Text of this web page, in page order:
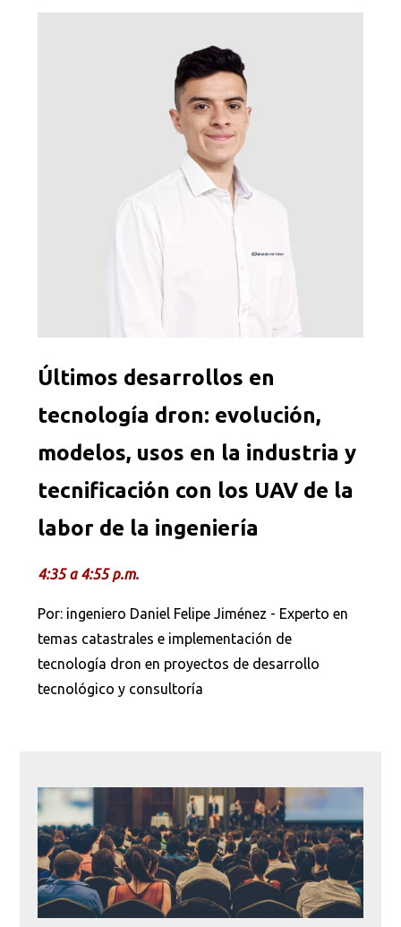
Últimos desarrollos en
tecnología dron: evolución,
modelos, usos en la industria y
tecnificación con los UAV de la
labor de la ingeniería
4:35 a 4:55 p.m.
Por: ingeniero Daniel Felipe Jiménez - Experto en
temas catastrales e implementación de
tecnología dron en proyectos de desarrollo
tecnológico y consultoría